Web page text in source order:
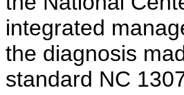
integrated
the diagnosis
standard NC